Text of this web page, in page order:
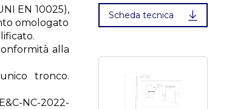
EN 10025),
omologato
alla
tronco.
NC-2022-
Scheda tecnica